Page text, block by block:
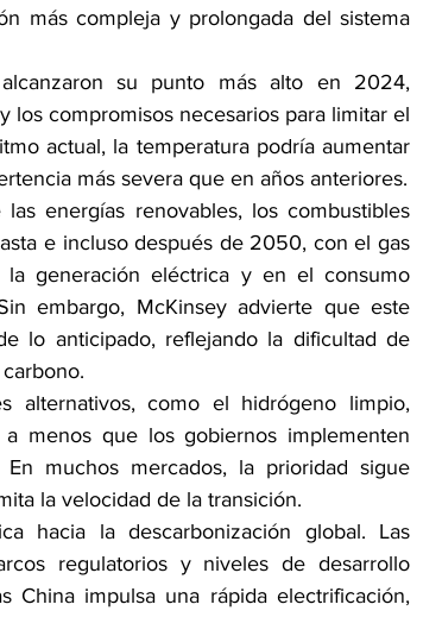
más compleja y prolongada del sistema
su punto más alto en 2024,
los compromisos necesarios para limitar el
actual, la temperatura podría aumentar
más severa que en años anteriores.
energías renovables, los combustibles
e incluso después de 2050, con el gas
generación eléctrica y en el consumo
embargo, McKinsey advierte que este
lo anticipado, reflejando la dificultad de
alternativos, como el hidrógeno limpio,
menos que los gobiernos implementen
muchos mercados, la prioridad sigue
la velocidad de la transición.
hacia la descarbonización global. Las
regulatorios y niveles de desarrollo
China impulsa una rápida electrificación,